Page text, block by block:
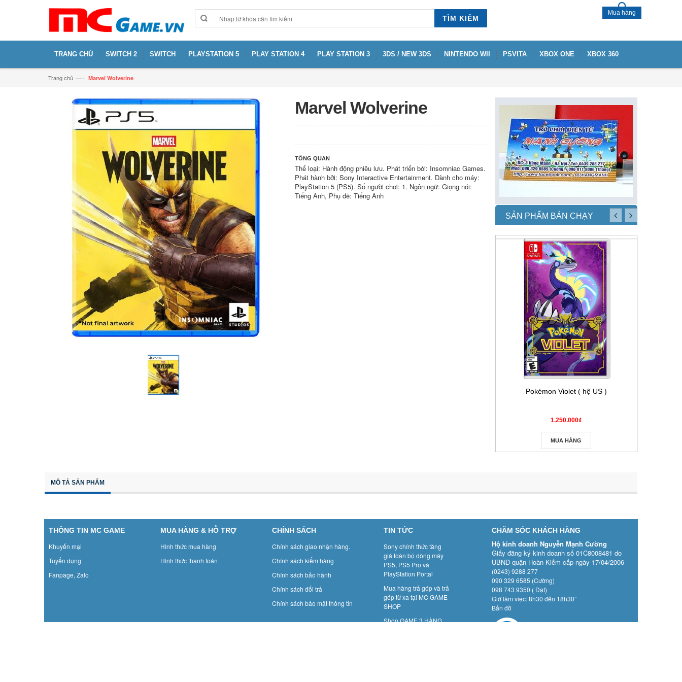
TÌM KIẾM
Mua hàng
TRANG CHỦ SWITCH 2 SWITCH PLAYSTATION 5 PLAY STATION 4 PLAY STATION 3 3DS / NEW 3DS NINTENDO WII PSVITA XBOX ONE XBOX 360
Trang chủ —› Marvel Wolverine
Marvel Wolverine
TỔNG QUAN
Thể loại: Hành động phiêu lưu. Phát triển bởi: Insomniac Games.
Phát hành bởi: Sony Interactive Entertainment. Dành cho máy:
PlayStation 5 (PS5). Số người chơi: 1. Ngôn ngữ: Giọng nói:
Tiếng Anh, Phụ đề: Tiếng Anh
SẢN PHẨM BÁN CHẠY
Pokémon Violet ( hệ US )
1.250.000₫
MUA HÀNG
MÔ TẢ SẢN PHẨM
THÔNG TIN MC GAME
Khuyến mại
Tuyển dụng
Fanpage, Zalo
MUA HÀNG & HỖ TRỢ
Hình thức mua hàng
Hình thức thanh toán
CHÍNH SÁCH
Chính sách giao nhận hàng.
Chính sách kiểm hàng
Chính sách bảo hành
Chính sách đổi trả
Chính sách bảo mật thông tin
TIN TỨC
Sony chính thức tăng
giá toàn bộ dòng máy
PS5, PS5 Pro và
PlayStation Portal
Mua hàng trả góp và trả
góp từ xa tại MC GAME
SHOP
Shop GAME 3 HÀNG
CHĂM SÓC KHÁCH HÀNG
Hộ kinh doanh Nguyễn Mạnh Cường
Giấy đăng ký kinh doanh số 01C8008481 do
UBND quận Hoàn Kiếm cấp ngày 17/04/2006
(0243) 9288 277
090 329 6585 (Cường)
098 743 9350 ( Đạt)
Giờ làm việc: 8h30 đến 18h30”
Bản đồ